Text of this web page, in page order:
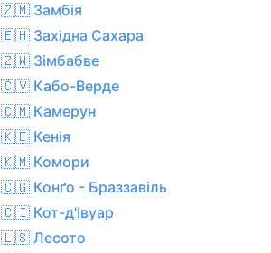
🇿🇲 Замбія
🇪🇭 Західна Сахара
🇿🇼 Зімбабве
🇨🇻 Кабо-Верде
🇨🇲 Камерун
🇰🇪 Кенія
🇰🇲 Комори
🇨🇬 Конґо - Браззавіль
🇨🇮 Кот-д'Івуар
🇱🇸 Лесото